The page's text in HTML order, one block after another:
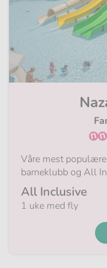
Våre mest
barneklubb og All
All Inclusive
1 uke med fly